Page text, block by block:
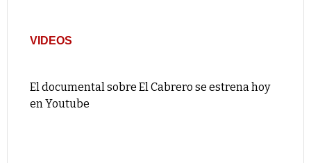
VIDEOS
El documental sobre El Cabrero se estrena hoy
en Youtube